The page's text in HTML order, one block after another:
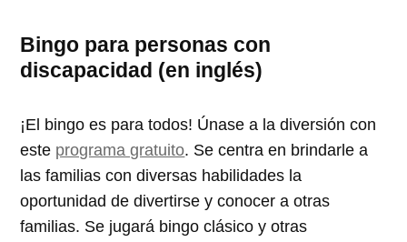
Bingo para personas con
discapacidad (en inglés)
¡El bingo es para todos! Únase a la diversión con
este programa gratuito. Se centra en brindarle a
las familias con diversas habilidades la
oportunidad de divertirse y conocer a otras
familias. Se jugará bingo clásico y otras